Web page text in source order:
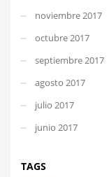
noviembre 2017
octubre 2017
septiembre 2017
agosto 2017
julio 2017
junio 2017
TAGS